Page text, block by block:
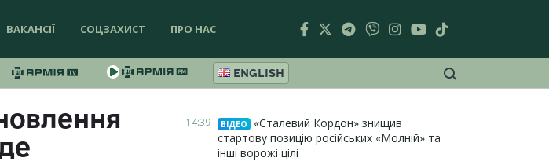
ВАКАНСІЇ СОЦЗАХИСТ ПРО НАС
ENGLISH
14:39 ВІДЕО
«Сталевий Кордон» знищив
стартову позицію російських «Молній» та
інші ворожі цілі